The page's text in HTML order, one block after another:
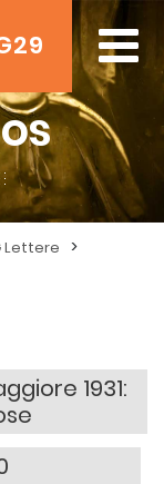
Lettere >
1931: